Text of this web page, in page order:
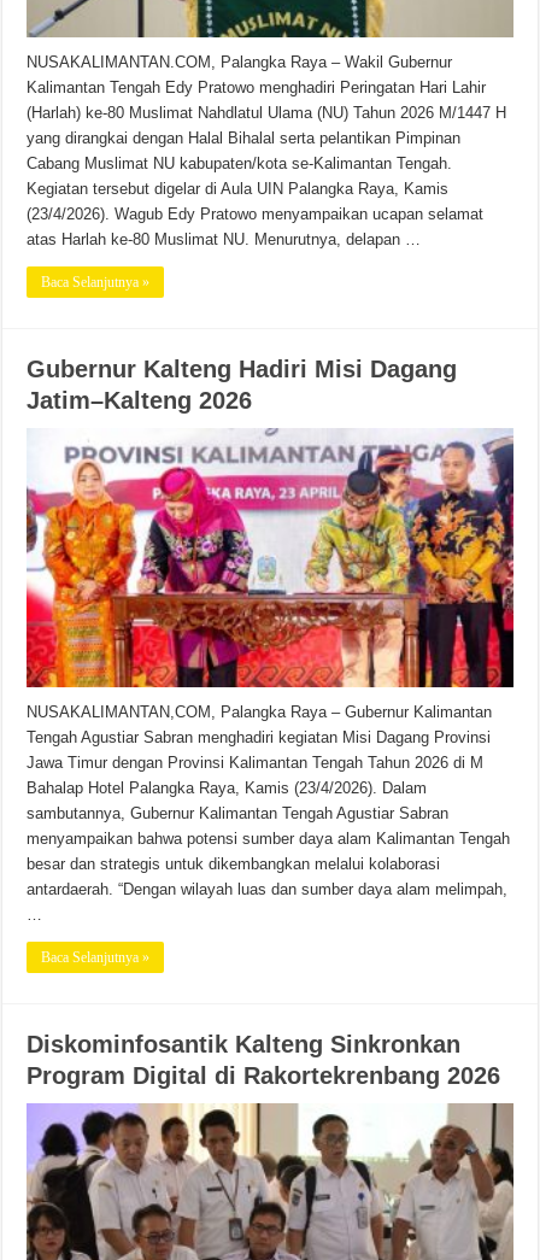
NUSAKALIMANTAN.COM, Palangka Raya – Wakil Gubernur
Kalimantan Tengah Edy Pratowo menghadiri Peringatan Hari Lahir
(Harlah) ke-80 Muslimat Nahdlatul Ulama (NU) Tahun 2026 M/1447 H
yang dirangkai dengan Halal Bihalal serta pelantikan Pimpinan
Cabang Muslimat NU kabupaten/kota se-Kalimantan Tengah.
Kegiatan tersebut digelar di Aula UIN Palangka Raya, Kamis
(23/4/2026). Wagub Edy Pratowo menyampaikan ucapan selamat
atas Harlah ke-80 Muslimat NU. Menurutnya, delapan …
Baca Selanjutnya »
Gubernur Kalteng Hadiri Misi Dagang
Jatim–Kalteng 2026
NUSAKALIMANTAN,COM, Palangka Raya – Gubernur Kalimantan
Tengah Agustiar Sabran menghadiri kegiatan Misi Dagang Provinsi
Jawa Timur dengan Provinsi Kalimantan Tengah Tahun 2026 di M
Bahalap Hotel Palangka Raya, Kamis (23/4/2026). Dalam
sambutannya, Gubernur Kalimantan Tengah Agustiar Sabran
menyampaikan bahwa potensi sumber daya alam Kalimantan Tengah
besar dan strategis untuk dikembangkan melalui kolaborasi
antardaerah. “Dengan wilayah luas dan sumber daya alam melimpah,
…
Baca Selanjutnya »
Diskominfosantik Kalteng Sinkronkan
Program Digital di Rakortekrenbang 2026